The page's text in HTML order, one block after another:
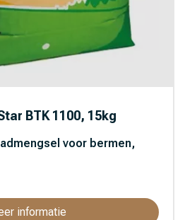
BTK 1100, 15kg
voor bermen,
informatie